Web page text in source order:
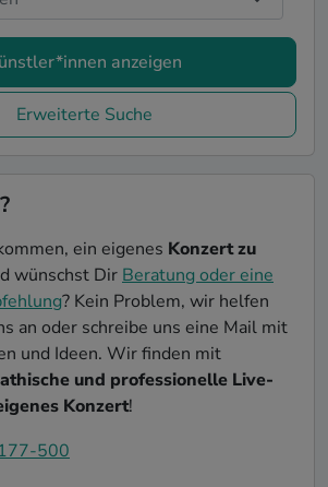
anzeigen
Erweiterte Suche
ein eigenes Konzert zu
wünschst Dir Beratung oder eine
? Kein Problem, wir helfen
an oder schreibe uns eine Mail mit
und Ideen. Wir finden mit
und professionelle Live-
Konzert!
500